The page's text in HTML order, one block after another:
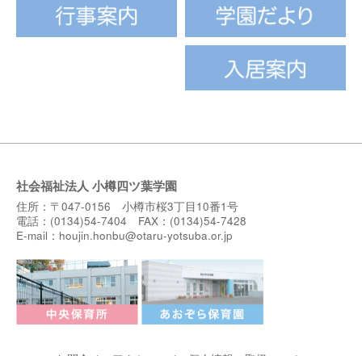
社会福祉法人 小樽四ツ葉学園
住所：〒047-0156 小樽市桜3丁目10番1号
電話：(0134)54-7404 FAX：(0134)54-7428
E-mail： houjin.honbu@otaru-yotsuba.or.jp